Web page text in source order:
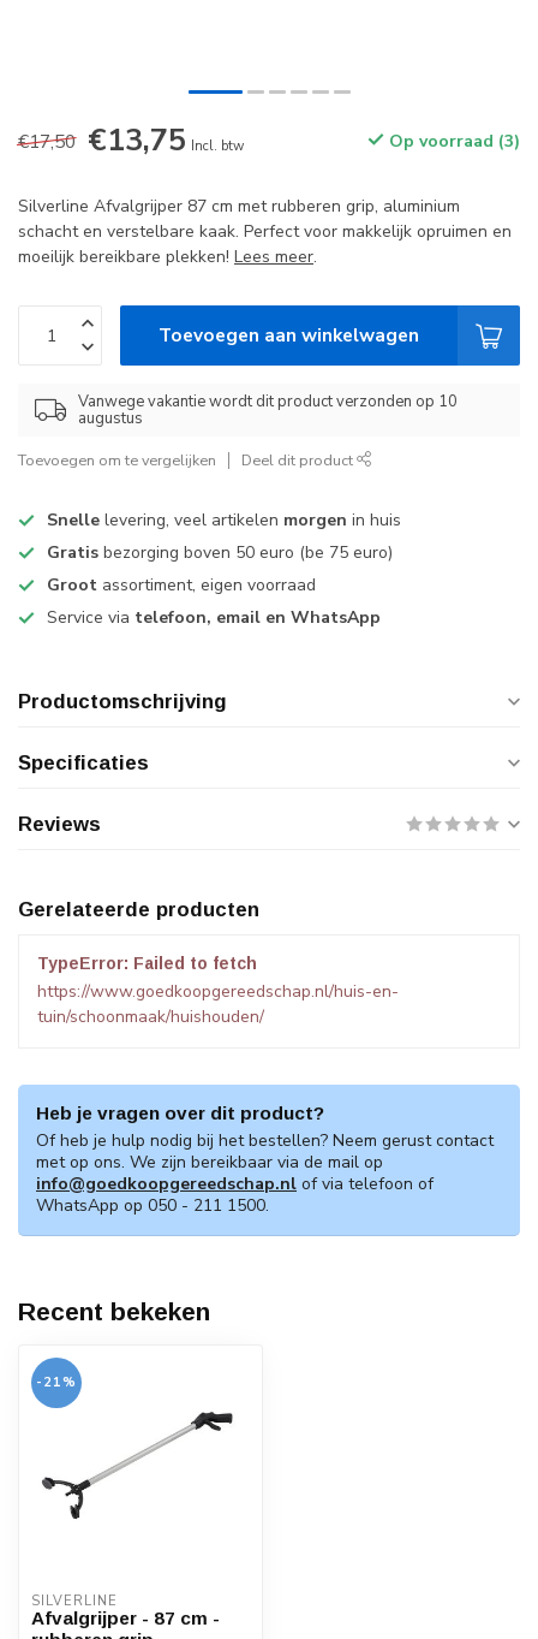
€17,50 €13,75 Incl. btw Op voorraad (3)
Silverline Afvalgrijper 87 cm met rubberen grip, aluminium
schacht en verstelbare kaak. Perfect voor makkelijk opruimen en
moeilijk bereikbare plekken! Lees meer.
Toevoegen aan winkelwagen
Vanwege vakantie wordt dit product verzonden op 10
augustus
Toevoegen om te vergelijken Deel dit product
Snelle levering, veel artikelen morgen in huis
Gratis bezorging boven 50 euro (be 75 euro)
Groot assortiment, eigen voorraad
Service via telefoon, email en WhatsApp
Productomschrijving
Specificaties
Reviews
Gerelateerde producten
TypeError: Failed to fetch
https://www.goedkoopgereedschap.nl/huis-en-
tuin/schoonmaak/huishouden/
Heb je vragen over dit product?
Of heb je hulp nodig bij het bestellen? Neem gerust contact
met op ons. We zijn bereikbaar via de mail op
info@goedkoopgereedschap.nl of via telefoon of
WhatsApp op 050 - 211 1500.
Recent bekeken
-21%
SILVERLINE
Afvalgrijper - 87 cm -